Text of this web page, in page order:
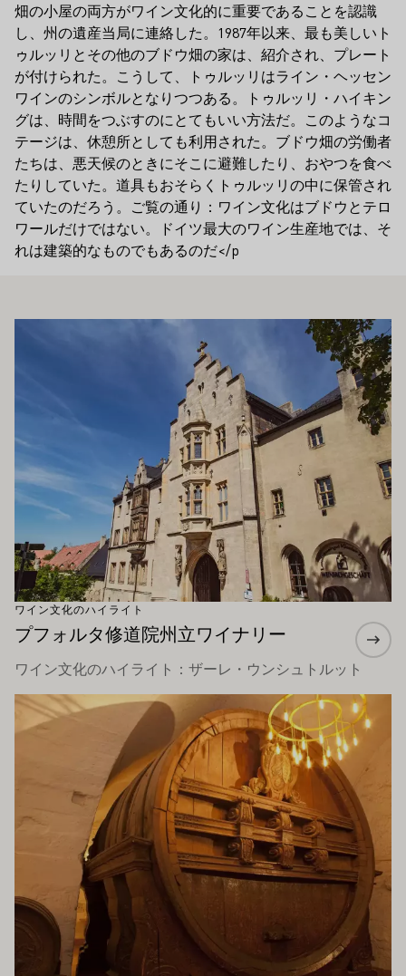
畑の小屋の両方がワイン文化的に重要であることを認識
し、州の遺産当局に連絡した。1987年以来、最も美しいト
ゥルッリとその他のブドウ畑の家は、紹介され、プレート
が付けられた。こうして、トゥルッリはライン・ヘッセン
ワインのシンボルとなりつつある。トゥルッリ・ハイキン
グは、時間をつぶすのにとてもいい方法だ。このようなコ
テージは、休憩所としても利用された。ブドウ畑の労働者
たちは、悪天候のときにそこに避難したり、おやつを食べ
たりしていた。道具もおそらくトゥルッリの中に保管され
ていたのだろう。ご覧の通り：ワイン文化はブドウとテロ
ワールだけではない。ドイツ最大のワイン生産地では、そ
れは建築的なものでもあるのだ</p
お勧めです
ワイン文化のハイライト
プフォルタ修道院州立ワイナリー
ワイン文化のハイライト：ザーレ・ウンシュトルット
もっと詳しく